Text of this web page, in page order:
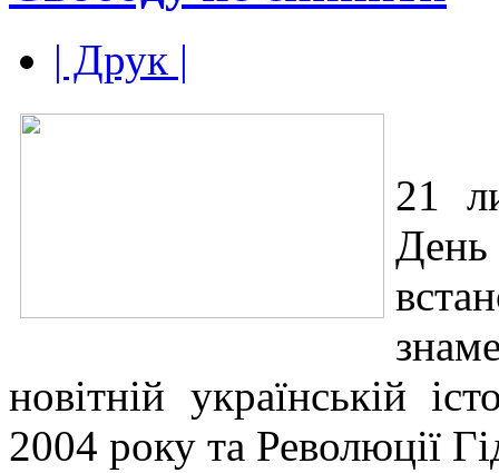
| Друк |
21
новітній українській
2004 року та Революції